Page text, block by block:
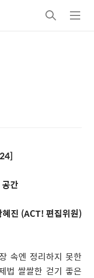
검
색
메
뉴
간
혜진 (ACT! 편집위원)
속엔 정리하지 못한
법 쌀쌀한 걷기 좋은